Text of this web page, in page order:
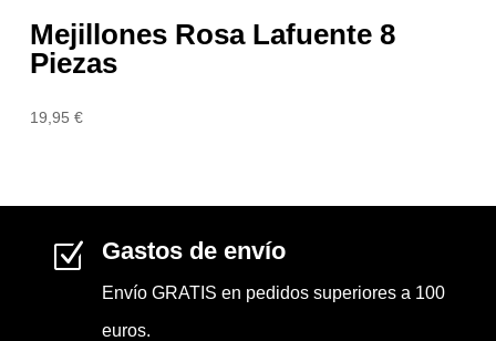
Mejillones Rosa Lafuente 8
Piezas
19,95€
Z Gastos de envío
Envío GRATIS en pedidos superiores a 100
euros.